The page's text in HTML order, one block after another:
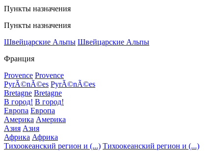
Пункты назначения
Пункты назначения
Швейцарские Альпы Швейцарские Альпы
Франция
Provence Provence
PyrÃ©nÃ©es PyrÃ©nÃ©es
Bretagne Bretagne
В город! В город!
Европа Европа
Америка Америка
Азия Азия
Африка Африка
Тихоокеанский регион и (...) Тихоокеанский регион и (...)